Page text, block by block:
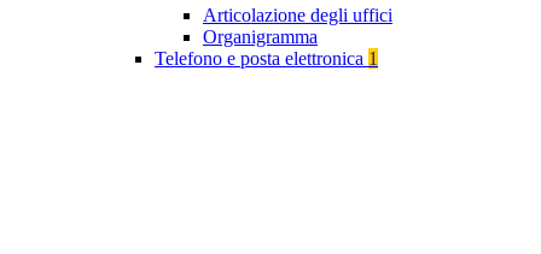
Articolazione degli uffici
Organigramma
Telefono e posta elettronica 1